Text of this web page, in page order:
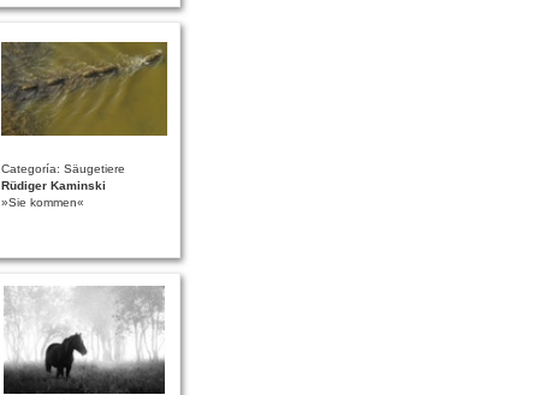
Categoría: Säugetiere
Rüdiger Kaminski
»Sie kommen«